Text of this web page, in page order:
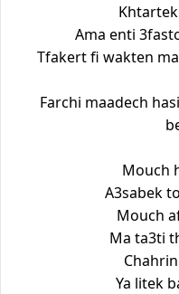
Ama enti
Tfakert fi wakten
Farchi maadech
Mouch
A3sabek
Mouch
Ma ta3ti
Ya litek